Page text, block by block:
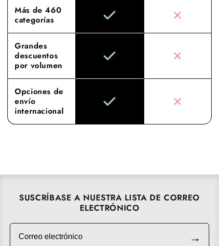
Más de 460
categorías
Grandes
descuentos
por volumen
Opciones de
envío
internacional
SUSCRÍBASE A NUESTRA LISTA DE CORREO
ELECTRÓNICO
Correo electrónico
→